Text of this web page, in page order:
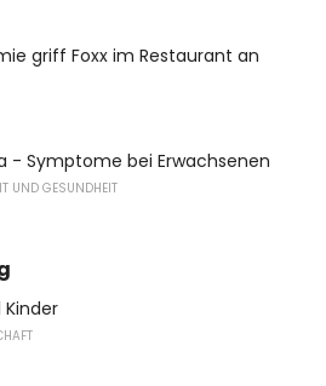
griff Foxx im Restaurant an
- Symptome bei Erwachsenen
UND GESUNDHEIT
Kinder